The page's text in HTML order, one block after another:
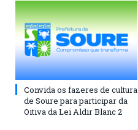
Convida os fazeres de cultura
de Soure para participar da
Oitiva da Lei Aldir Blanc 2